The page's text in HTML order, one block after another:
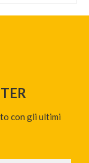
con gli ultimi